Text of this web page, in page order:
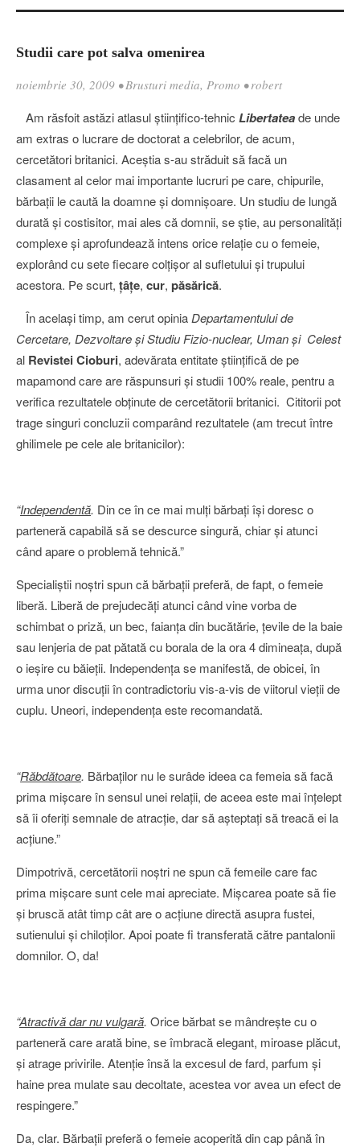
Studii care pot salva omenirea
noiembrie 30, 2009 •Brusturi media, Promo •robert
Am răsfoit astăzi atlasul ştiinţifico-tehnic Libertateade unde
am extras o lucrare de doctorat a celebrilor, de acum,
cercetători britanici. Aceştia s-au străduit să facă un
clasament al celor mai importante lucruri pe care, chipurile,
bărbaţii le caută la doamne şi domnişoare. Un studiu de lungă
durată şi costisitor, mai ales că domnii, se ştie, au personalităţi
complexe şi aprofundează intens orice relaţie cu o femeie,
explorând cu sete fiecare colţişor al sufletului şi trupului
acestora. Pe scurt, ţâţe, cur, păsărică.
În acelaşi timp, am cerut opinia Departamentului de
Cercetare, Dezvoltare şiStudiu Fizio-nuclear, Uman şi Celest
al Revistei Cioburi, adevărata entitate ştiinţifică de pe
mapamond care are răspunsuri şi studii 100% reale, pentru a
verifica rezultatele obţinute de cercetătorii britanici. Cititorii pot
trage singuri concluzii comparând rezultatele (am trecut între
ghilimele pe cele ale britanicilor):
“Independentă. Din ce în ce mai mulţi bărbaţi îşi doresc o
parteneră capabilă să se descurce singură, chiar şi atunci
când apare o problemă tehnică.”
Specialiştii noştri spun că bărbaţii preferă, de fapt, o femeie
liberă. Liberă de prejudecăţi atunci când vine vorba de
schimbat o priză, un bec, faianţa din bucătărie, ţevile de la baie
sau lenjeria de pat pătată cu borala de la ora 4 dimineaţa, după
o ieşire cu băieţii. Independenţa se manifestă, de obicei, în
urma unor discuţii în contradictoriu vis-a-vis de viitorul vieţii de
cuplu. Uneori, independenţa este recomandată.
“Răbdătoare. Bărbaţilor nu le surâde ideea ca femeia să facă
prima mişcare în sensul unei relaţii, de aceea este mai înţelept
să îi oferiţi semnale de atracţie, dar să aşteptaţi să treacă ei la
acţiune.”
Dimpotrivă, cercetătorii noştri ne spun că femeile care fac
prima mişcare sunt cele mai apreciate. Mişcarea poate să fie
şi bruscă atât timp cât are o acţiune directă asupra fustei,
sutienului şi chiloţilor. Apoi poate fi transferată către pantalonii
domnilor. O, da!
“Atractivă dar nu vulgară. Orice bărbat se mândreşte cu o
parteneră care arată bine, se îmbracă elegant, miroase plăcut,
şi atrage privirile. Atenţie însă la excesul de fard, parfum şi
haine prea mulate sau decoltate, acestea vor avea un efect de
respingere.”
Da, clar. Bărbaţii preferă o femeie acoperită din cap până în